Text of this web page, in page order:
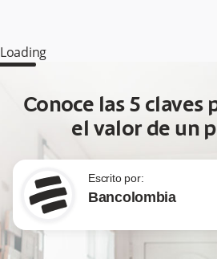
Loading
Conoce las 5 claves
el valor de un
Escrito por:
Bancolombia